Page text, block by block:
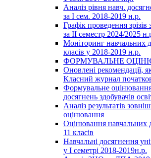
Аналіз рівня навч.
за І сем. 2018-2019 н.р.
Графік проведення
за ІІ семестр 2024/2025
Моніторинг навчальних
класів у 2018-2019 н.р.
ФОРМУВАЛЬНЕ
Оновлені рекомендації,
Класний журнал
Формувальне
досягнень здобувачів
Аналіз результатів
оцінювання
Оцінювання навчальних
11 класів
Навчальні досягнення
у І семетрі 2018-2019н.р.